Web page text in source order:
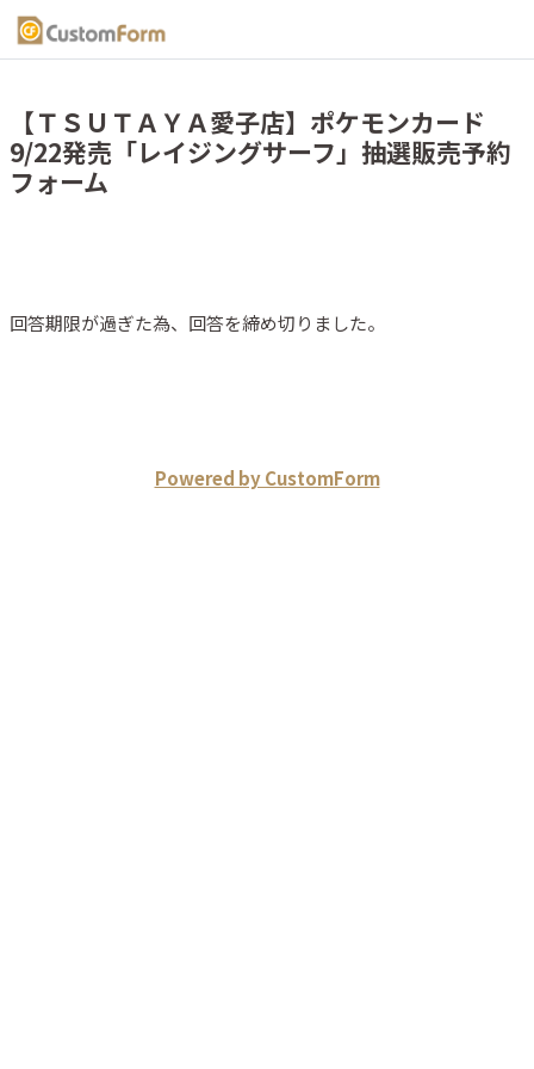
【ＴＳＵＴＡＹＡ愛子店】ポケモンカード
9/22発売「レイジングサーフ」抽選販売予約
フォーム
回答期限が過ぎた為、回答を締め切りました。
Powered by CustomForm